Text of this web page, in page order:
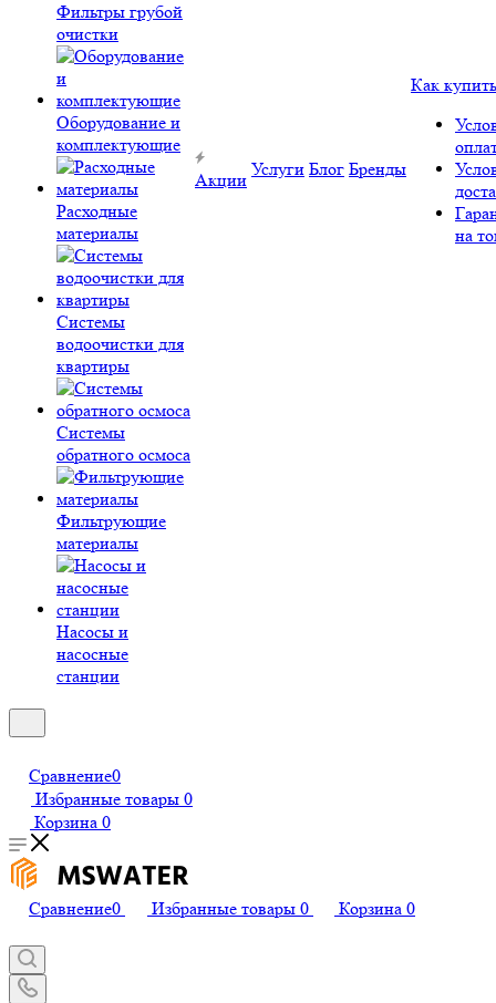
Фильтры грубой
очистки
Оборудование и
комплектующие
Расходные
материалы
Системы
водоочистки для
квартиры
Системы
обратного осмоса
Фильтрующие
материалы
Насосы и
насосные
станции
Акции
Услуги Блог Бренды
Как купить
на
Сравнение0
Избранные товары 0
Корзина 0
Сравнение0 Избранные товары 0 Корзина 0